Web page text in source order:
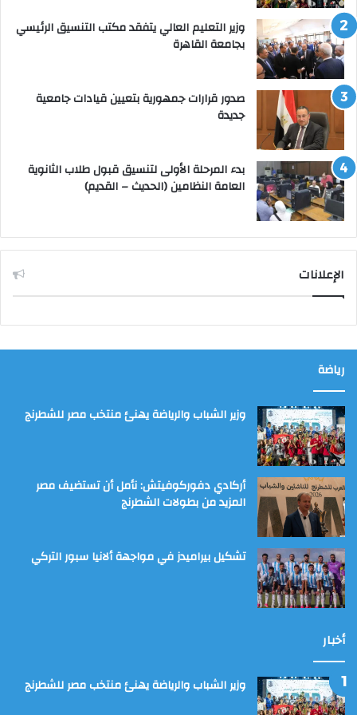
وزير التعليم العالي يتفقد مكتب التنسيق الرئيسي
بجامعة القاهرة
صدور قرارات جمهورية بتعيين قيادات جامعية
جديدة
بدء المرحلة الأولى لتنسيق قبول طلاب الثانوية
العامة النظامين (الحديث – القديم)
الإعلانات
رياضة
وزير الشباب والرياضة يهنئ منتخب مصر للشطرنج
أركادي دفوركوفيتش: نأمل أن تستضيف مصر
المزيد من بطولات الشطرنج
تشكيل بيراميدز في مواجهة ألانيا سبور التركي
أخبار
وزير الشباب والرياضة يهنئ منتخب مصر للشطرنج